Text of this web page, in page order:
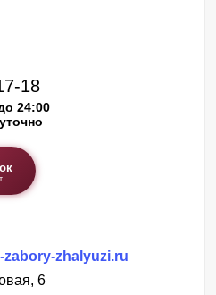
18
24:00
zabory-zhalyuzi.ru
6